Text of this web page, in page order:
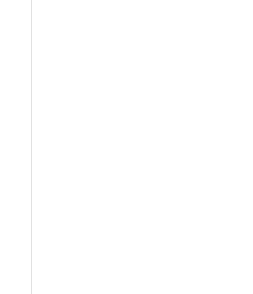
novo single «Sincerity» [streaming]